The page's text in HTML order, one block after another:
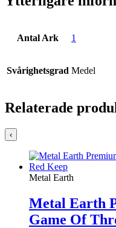
Antal Ark 1
Svårighetsgrad Medel
Relaterade
‹
Metal Earth
Metal Earth
Game Of